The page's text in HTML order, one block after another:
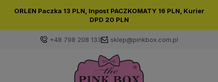
ORLEN Paczka 13 PLN, Inpost PACZKOMATY 16 PLN, Kurier
DPD 20 PLN
+48 798 208 133 sklep@pinkbox.com.pl